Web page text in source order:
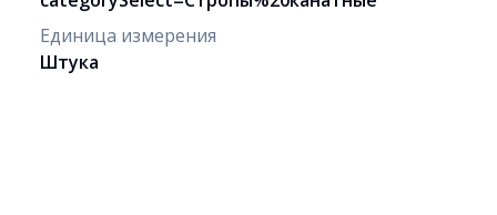
Единица измерения
Штука